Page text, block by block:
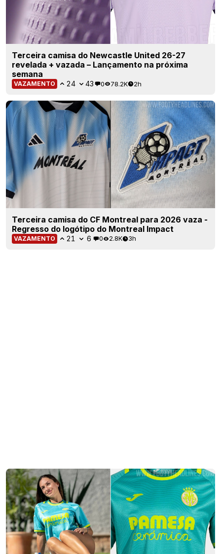
Terceira camisa do Newcastle United 26-27
revelada + vazada – Lançamento na próxima
semana
VAZAMENTO 24 43 0 78.2K 2h
Terceira camisa do CF Montreal para 2026 vaza -
Regresso do logótipo do Montreal Impact
VAZAMENTO 21 6 0 2.8K 3h